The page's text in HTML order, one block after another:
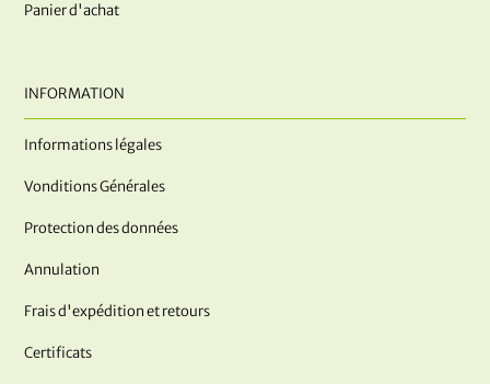
Panier d'achat
INFORMATION
Informations légales
Vonditions Générales
Protection des données
Annulation
Frais d'expédition et retours
Certificats